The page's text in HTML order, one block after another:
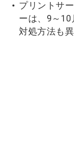
プリントサ
ーは、9～10
対処方法も